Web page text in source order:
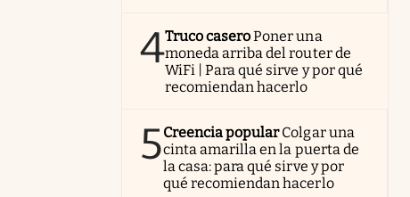
4Truco caseroPoner una
moneda arriba del router de
WiFi | Para qué sirve y por qué
recomiendan hacerlo
5Creencia popularColgar una
cinta amarilla en la puerta de
la casa: para qué sirve y por
qué recomiendan hacerlo